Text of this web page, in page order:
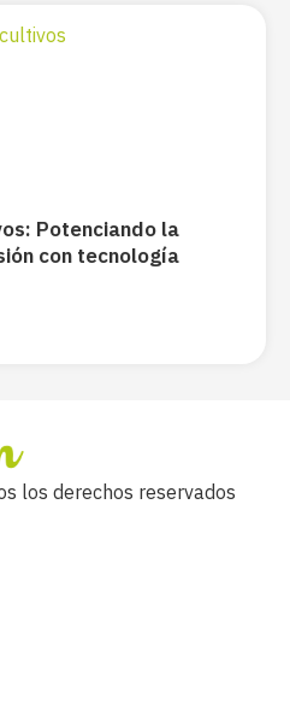
Potenciando la
con tecnología
los derechos reservados